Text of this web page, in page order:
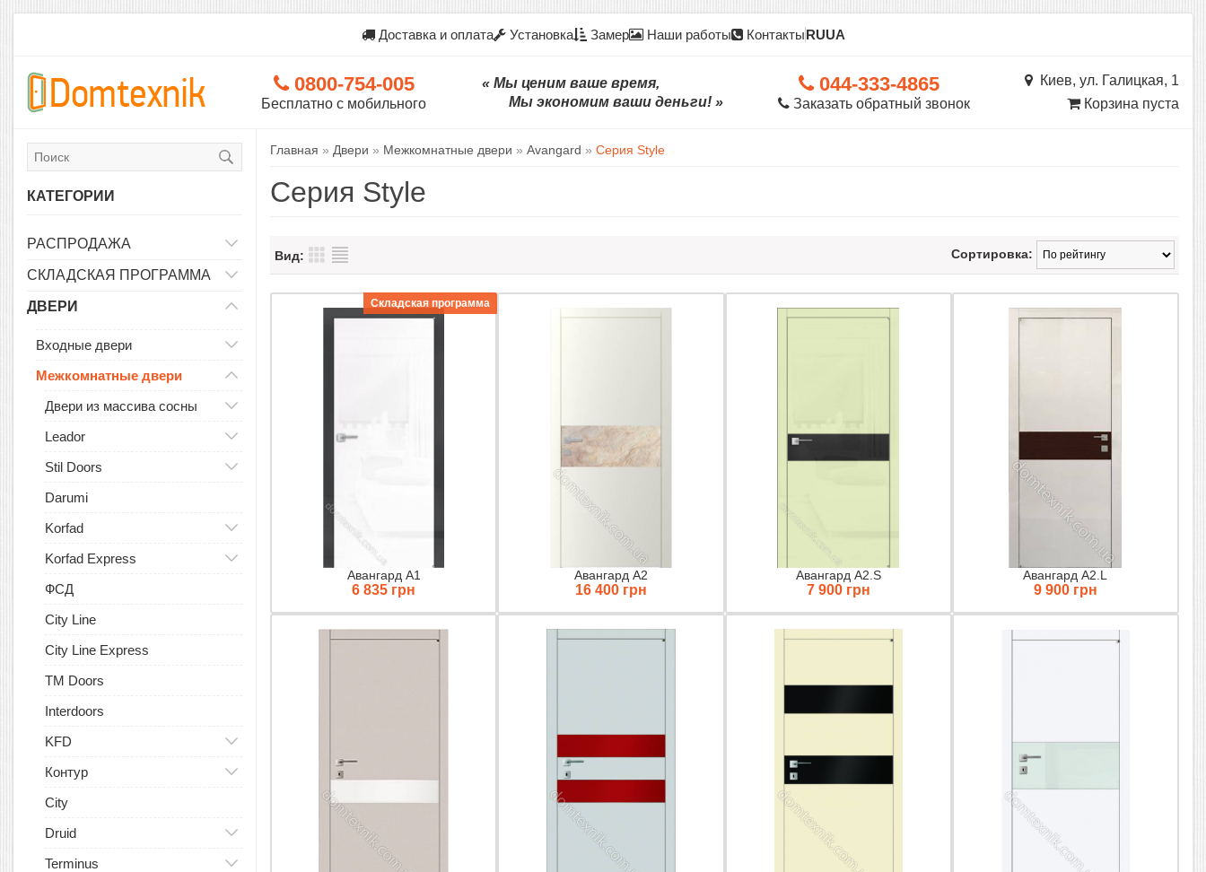
Доставка и оплата Установка Замер Наши работы КонтактыRUUA
0800-754-005
Бесплатно с мобильного
« Мы ценим ваше время,
Мы экономим ваши деньги! »
044-333-4865
Заказать обратный звонок
Киев, ул. Галицкая, 1
Корзина пуста
КАТЕГОРИИ
РАСПРОДАЖА
СКЛАДСКАЯ ПРОГРАММА
ДВЕРИ
Входные двери
Межкомнатные двери
Двери из массива сосны
Leador
Stil Doors
Darumi
Korfad
Korfad Express
ФСД
City Line
City Line Express
TM Doors
Interdoors
KFD
Контур
City
Druid
Terminus
Главная » Двери » Межкомнатные двери » Avangard » Серия Style
Серия Style
Вид: Сортировка:
Авангард А1
6 835 грн
Складская программа
Авангард А2
16 400 грн
Авангард A2.S
7 900 грн
Авангард А2.L
9 900 грн